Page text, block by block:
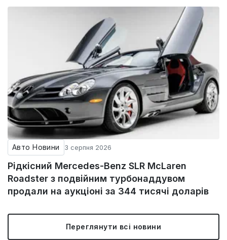
Авто Новини 3 серпня 2026
Рідкісний Mercedes-Benz SLR McLaren
Roadster з подвійним турбонаддувом
продали на аукціоні за 344 тисячі доларів
Переглянути всі новини